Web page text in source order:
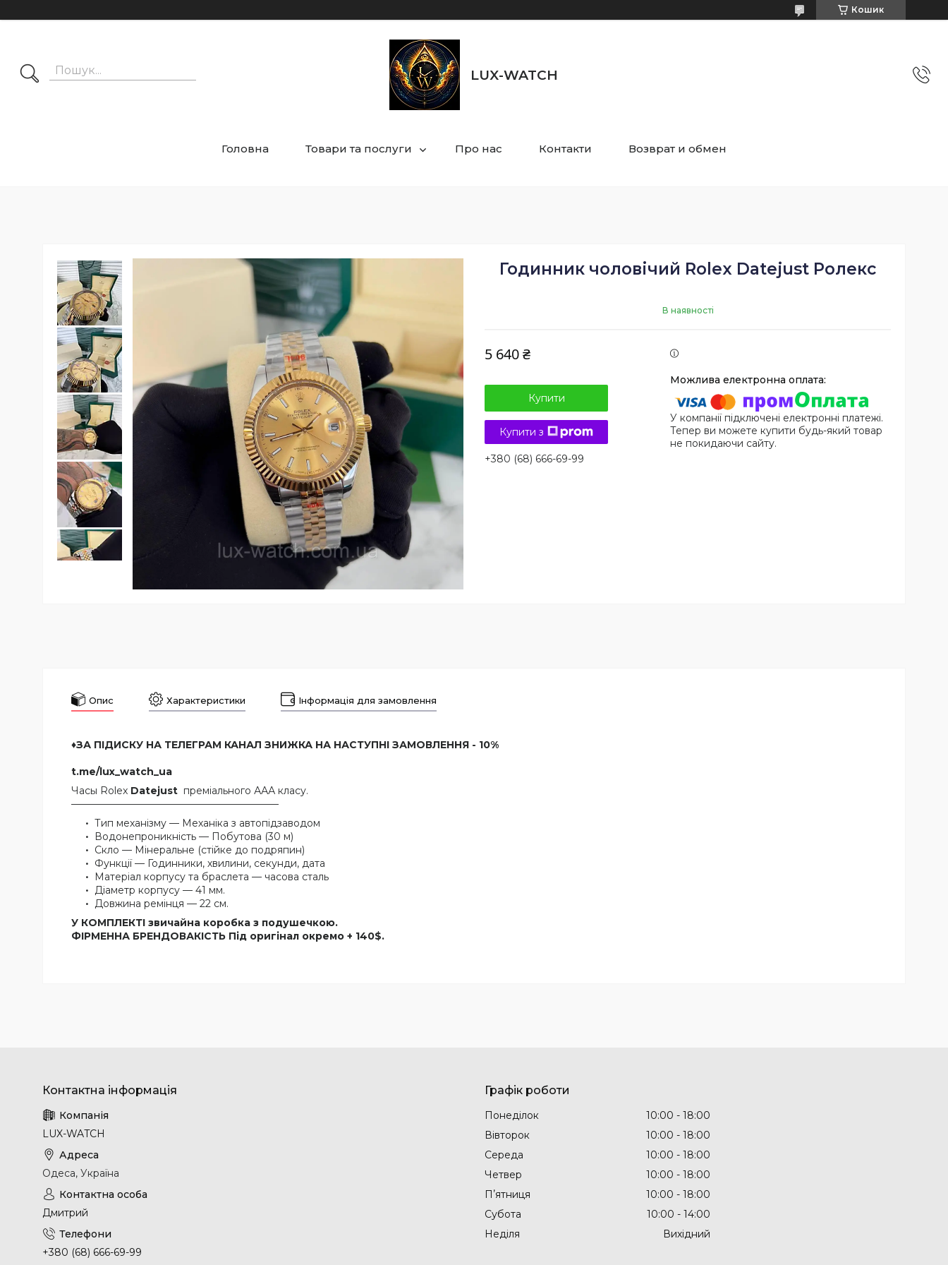
Кошик
LUX-WATCH
Головна Товари та послуги Про нас Контакти Возврат и обмен
Годинник чоловічий Rolex Datejust Ролекс
В наявності
5 640 ₴
Купити
Купити з
+380 (68) 666-69-99
У компанії підключені електронні платежі.
Тепер ви можете купити будь-який товар
не покидаючи сайту.
Опис Характеристики Інформація для замовлення
♦️ЗА ПІДИСКУ НА ТЕЛЕГРАМ КАНАЛ ЗНИЖКА НА НАСТУПНІ ЗАМОВЛЕННЯ - 10%
t.me/lux_watch_ua
Часы Rolex Datejust преміального ААА класу.
—————————————————————
Тип механізму — Механіка з автопідзаводом
Водонепроникність — Побутова (30 м)
Скло — Мінеральне (стійке до подряпин)
Функції — Годинники, хвилини, секунди, дата
Матеріал корпусу та браслета — часова сталь
Діаметр корпусу — 41 мм.
Довжина ремінця — 22 см.
У КОМПЛЕКТІ звичайна коробка з подушечкою.
ФІРМЕННА БРЕНДОВАКІСТЬ Під оригінал окремо + 140$.
LUX-WATCH
Одеса, Україна
Дмитрий
+380 (68) 666-69-99
Графік роботи
Понеділок 10:00
18:00
Вівторок
10:00
18:00
Середа
10:00
18:00
Четвер
10:00
18:00
Пʼятниця
10:00
18:00
Субота
10:00
14:00
Неділя
Вихідний